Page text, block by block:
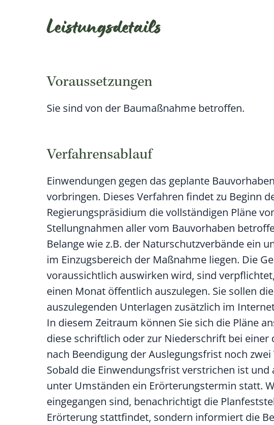
Leistungsdetails
Voraussetzungen
Sie sind von der Baumaßnahme betroffen.
Verfahrensablauf
Einwendungen gegen das geplante
vorbringen. Dieses Verfahren findet zu Beginn
Regierungspräsidium die vollständigen Pläne
Stellungnahmen aller vom Bauvorhaben
Belange wie z.B. der Naturschutzverbände ein
im Einzugsbereich der Maßnahme liegen. Die
voraussichtlich auswirken wird, sind
einen Monat öffentlich auszulegen. Sie sollen
auszulegenden Unterlagen zusätzlich im
In diesem Zeitraum können Sie sich die Pläne
diese schriftlich oder zur Niederschrift bei einer
nach Beendigung der Auslegungsfrist noch zwei
Sobald die Einwendungsfrist verstrichen ist
unter Umständen ein Erörterungstermin statt.
eingegangen sind, benachrichtigt die
Erörterung stattfindet, sondern informiert die